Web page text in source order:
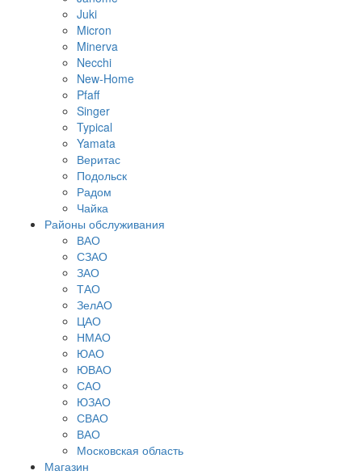
Juki
Micron
Minerva
Necchi
New-Home
Pfaff
Singer
Typical
Yamata
Веритас
Подольск
Радом
Чайка
Районы обслуживания
ВАО
СЗАО
ЗАО
ТАО
ЗелАО
ЦАО
НМАО
ЮАО
ЮВАО
САО
ЮЗАО
СВАО
ВАО
Московская область
Магазин